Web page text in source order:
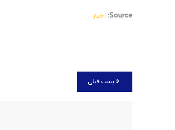
Source: اخبار
پست قبلی